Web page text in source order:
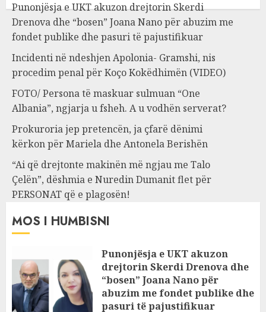
Punonjësja e UKT akuzon drejtorin Skerdi
Drenova dhe “bosen” Joana Nano për abuzim me
fondet publike dhe pasuri të pajustifikuar
Incidenti në ndeshjen Apolonia- Gramshi, nis
procedim penal për Koço Kokëdhimën (VIDEO)
FOTO/ Persona të maskuar sulmuan “One
Albania”, ngjarja u fsheh. A u vodhën serverat?
Prokuroria jep pretencën, ja çfarë dënimi
kërkon për Mariela dhe Antonela Berishën
“Ai që drejtonte makinën më ngjau me Talo
Çelën”, dëshmia e Nuredin Dumanit flet për
PERSONAT që e plagosën!
MOS I HUMBISNI
Punonjësja e UKT akuzon
drejtorin Skerdi Drenova dhe
“bosen” Joana Nano për
abuzim me fondet publike dhe
pasuri të pajustifikuar